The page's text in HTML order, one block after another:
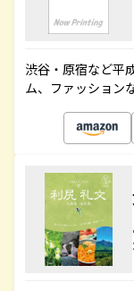
渋谷・原宿など平
ム、ファッション